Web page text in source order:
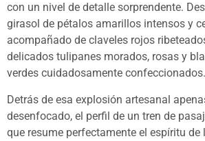
con un nivel de detalle sorprendente.
girasol de pétalos amarillos intensos y
acompañado de claveles rojos
delicados tulipanes morados, rosas y
verdes cuidadosamente confeccionados.
Detrás de esa explosión artesanal
desenfocado, el perfil de un tren de
que resume perfectamente el espíritu de